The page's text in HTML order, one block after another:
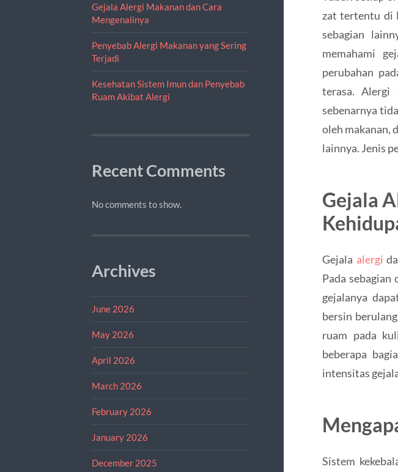
Gejala Alergi Makanan dan Cara
Mengenalinya
Penyebab Alergi Makanan yang Sering
Terjadi
Kesehatan Sistem Imun dan Penyebab
Ruam Akibat Alergi
Recent Comments
No comments to show.
Archives
June 2026
May 2026
April 2026
March 2026
February 2026
January 2026
December 2025
zat tertentu di
sebagian
memahami
perubahan
terasa. Alergi
sebenarnya
oleh makanan,
lainnya. Jenis
Gejala
Gejala alergi
Pada sebagian
gejalanya
bersin
ruam pada
beberapa
intensitas
Sistem